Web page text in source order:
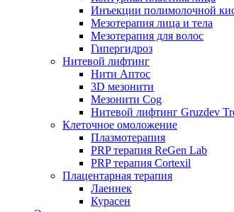
Инъекции полимолочной
Мезотерапия лица и тела
Мезотерапия для волос
Гипергидроз
Нитевой лифтинг
Нити Аптос
3D мезонити
Мезонити Cog
Нитевой лифтинг Gruzdev
Клеточное омоложение
Плазмотерапия
PRP терапия ReGen Lab
PRP терапия Cortexil
Плацентарная терапия
Лаеннек
Курасен